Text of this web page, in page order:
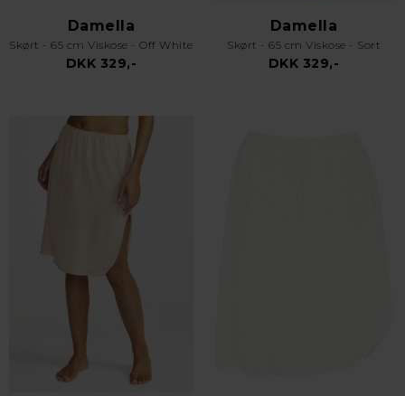
Damella
Skørt - 65 cm Viskose - Off White
DKK 329,-
Damella
Skørt - 65 cm Viskose - Sort
DKK 329,-